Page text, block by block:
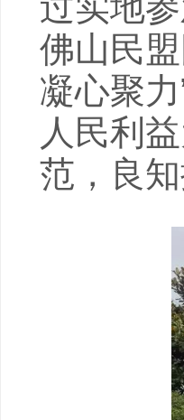
过实地
佛山民
凝心聚
人民利
范，良